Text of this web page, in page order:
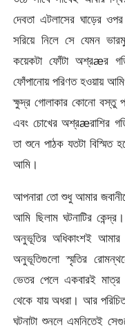
দেবতা এটলাসের ঘাড়ের
সরিয়ে নিলে সে যেমন
কয়েকটা ফোঁটা অশ্রæর
ফোঁপানোয় পরিণত হওয়ায়
ক্ষুদ্র গোলাকার কোনো বস্তু
এবং চোখের অশ্রæরাশির
তা শুনে পাঠক যতটা বিস্মিত
আমি।
আপনারা তো শুধু আমার
আমি ছিলাম ঘটনাটির
অনুভূতির অধিকাংশই
অনুভূতিগুলো স্মৃতির
ভেতর পেলে একবারই
থেকে যায় অধরা। আর
ঘটনাটা শুনলে এমনিতেই